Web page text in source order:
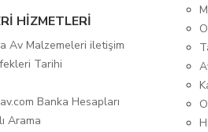
HİZMETLERİ
Av Malzemeleri iletişim
Tarihi
Banka Hesapları
Arama